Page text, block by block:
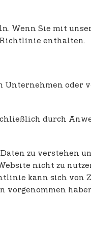
Wenn Sie mit
Richtlinie enthalten.
Unternehmen
durch
zu verstehen
nicht zu
kann sich von